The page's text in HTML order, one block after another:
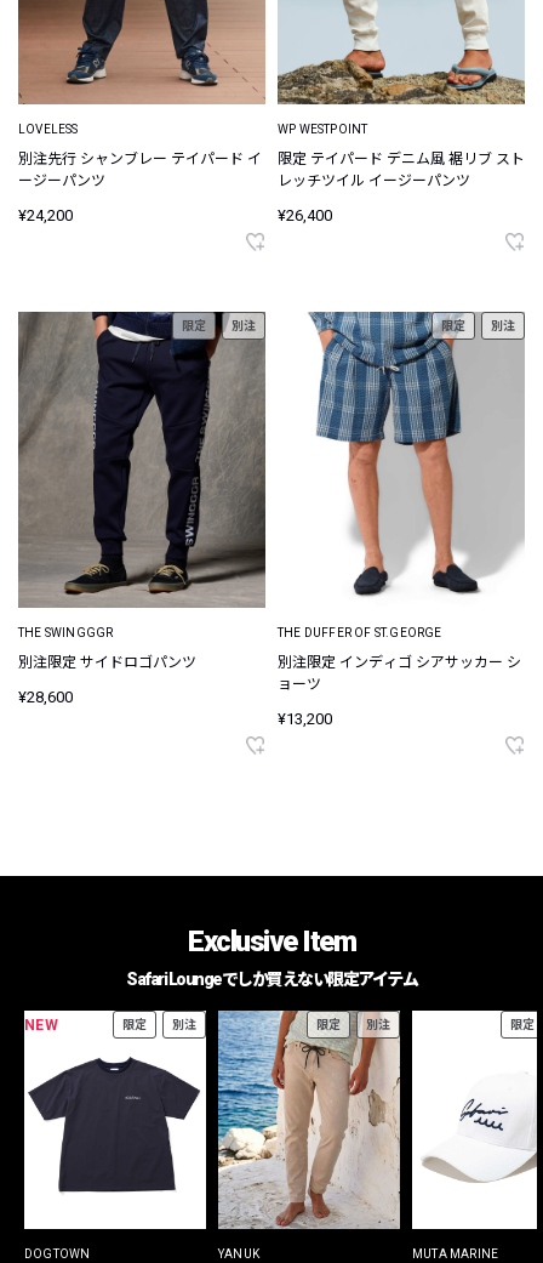
LOVELESS
別注先行 シャンブレー テイパード イ
ージーパンツ
¥24,200
WP WESTPOINT
限定 テイパード デニム風 裾リブ スト
レッチツイル イージーパンツ
¥26,400
限定 別注
THE SWINGGGR
別注限定 サイドロゴパンツ
¥28,600
限定 別注
THE DUFFER OF ST.GEORGE
別注限定 インディゴ シアサッカー シ
ョーツ
¥13,200
Exclusive Item
Safari Loungeでしか買えない限定アイテム
NEW 限定 別注
DOGTOWN
限定 別注
YANUK
限定
MUTA MARINE